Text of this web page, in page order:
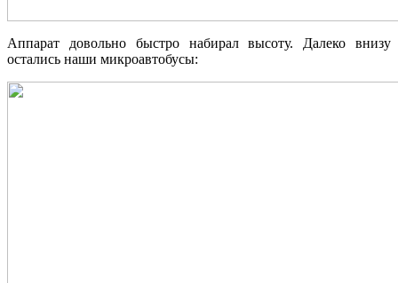
Аппарат довольно быстро набирал высоту. Далеко внизу
остались наши микроавтобусы: